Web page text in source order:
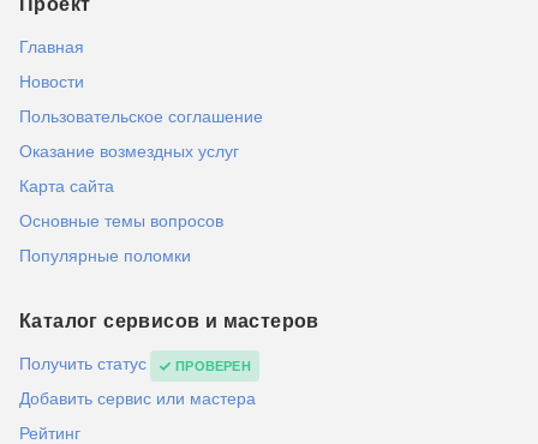
Проект
Главная
Новости
Пользовательское соглашение
Оказание возмездных услуг
Карта сайта
Основные темы вопросов
Популярные поломки
Каталог сервисов и мастеров
Получить статус ПРОВЕРЕН
Добавить сервис или мастера
Рейтинг